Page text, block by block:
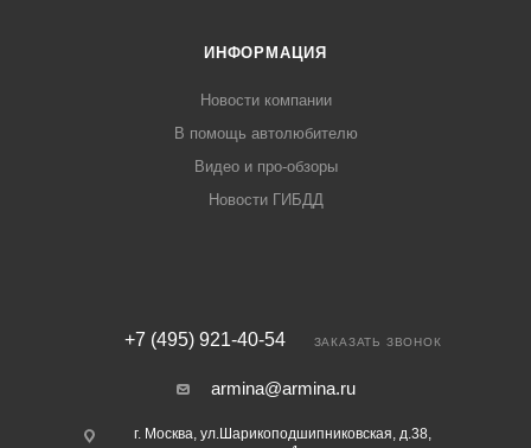
ИНФОРМАЦИЯ
Новости компании
В помощь автолюбителю
Видео и про-обзоры
Новости ГИБДД
+7 (495) 921-40-54 ЗАКАЗАТЬ ЗВОНОК
armina@armina.ru
г. Москва, ул.Шарикоподшипниковская, д.38,